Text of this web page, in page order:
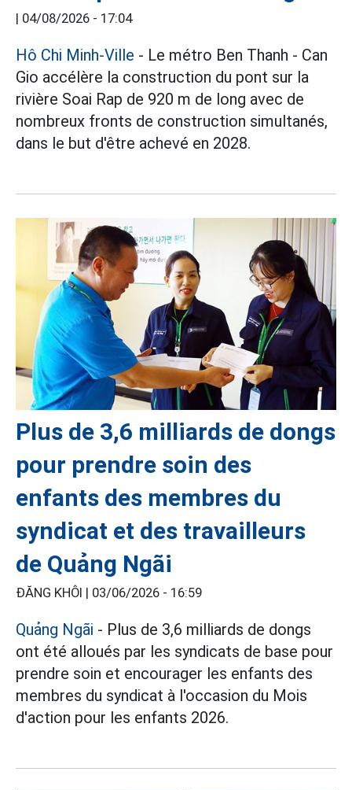
| 04/08/2026 - 17:04
Hô Chi Minh-Ville - Le métro Ben Thanh - Can
Gio accélère la construction du pont sur la
rivière Soai Rap de 920 m de long avec de
nombreux fronts de construction simultanés,
dans le but d'être achevé en 2028.
Plus de 3,6 milliards de dongs
pour prendre soin des
enfants des membres du
syndicat et des travailleurs
de Quảng Ngãi
ĐĂNG KHÔI | 03/06/2026 - 16:59
Quảng Ngãi - Plus de 3,6 milliards de dongs
ont été alloués par les syndicats de base pour
prendre soin et encourager les enfants des
membres du syndicat à l'occasion du Mois
d'action pour les enfants 2026.